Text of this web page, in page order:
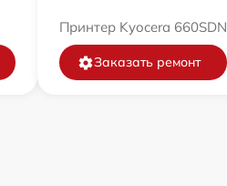
Принтер Kyocera 660SDN
Заказать ремонт